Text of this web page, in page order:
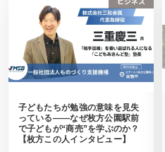
子どもたちが勉強の意味を見失
っている——なぜ枚方公園駅前
で子どもが“商売”を学ぶのか？
【枚方この人インタビュー】